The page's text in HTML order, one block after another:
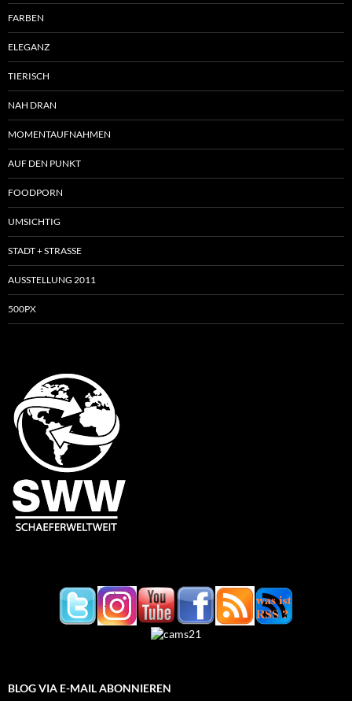
FARBEN
ELEGANZ
TIERISCH
NAH DRAN
MOMENTAUFNAHMEN
AUF DEN PUNKT
FOODPORN
UMSICHTIG
STADT + STRASSE
AUSSTELLUNG 2011
500PX
BLOG VIA E-MAIL ABONNIEREN